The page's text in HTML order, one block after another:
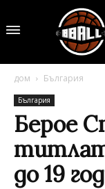
дом България
България
Берое
до 19